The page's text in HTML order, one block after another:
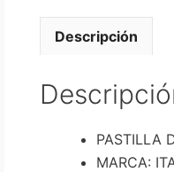
Descripción
PASTILLA
MARCA: